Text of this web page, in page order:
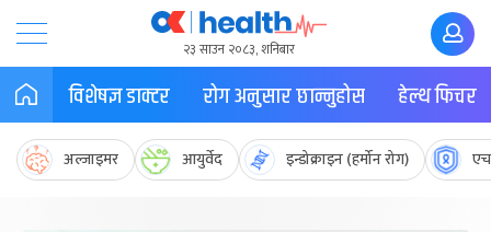
२३ साउन २०८३, शनिबार
विशेषज्ञ डाक्टर रोग अनुसार छान्नुहोस हेल्थ फिचर
अल्जाइमर आयुर्वेद इन्डोक्राइन (हर्मोन रोग)